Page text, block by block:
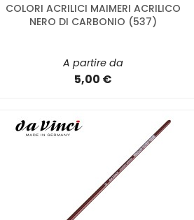
COLORI ACRILICI MAIMERI ACRILICO
NERO DI CARBONIO (537)
A partire da
5,00 €